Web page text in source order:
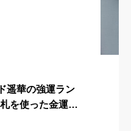
グ！運の良い1
界2024年最強運
型1〜48位をま
年12星座別占
め！王様のブラン
号下4桁占いラン
・不成就日・結
遥華の強運ラン
を使った金運ア